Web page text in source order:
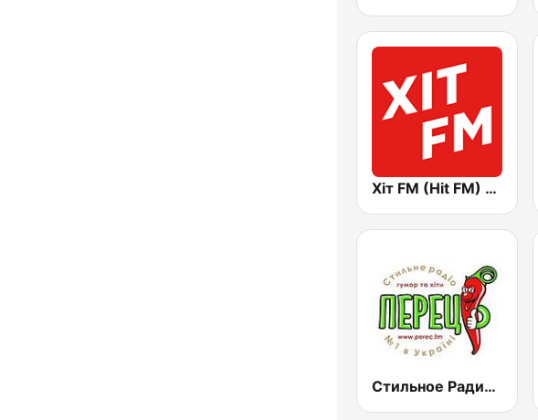
Хіт FM (Hit FM) - Best
Стильное Радио - Перец ФМ (Stilnoe, perec fm)